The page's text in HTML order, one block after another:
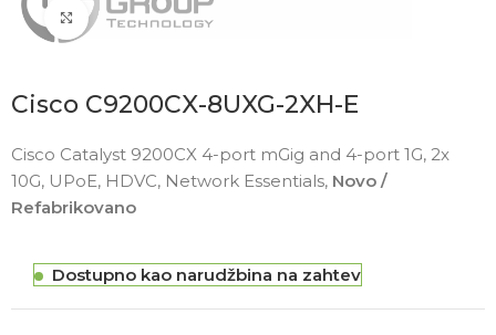
Click to enlarge
Cisco C9200CX-8UXG-2XH-E
Cisco Catalyst 9200CX 4-port mGig and 4-port 1G, 2x
10G, UPoE, HDVC, Network Essentials, Novo /
Refabrikovano
Dostupno kao narudžbina na zahtev